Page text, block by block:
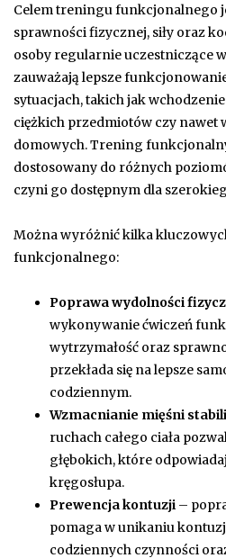
Celem treningu funkcjonalnego
sprawności fizycznej, siły oraz
osoby regularnie uczestniczące
zauważają lepsze
sytuacjach, takich jak
ciężkich przedmiotów czy
domowych. Trening
dostosowany do różnych
czyni go dostępnym dla
Można wyróżnić kilka
funkcjonalnego:
Poprawa wydolności
wykonywanie ćwiczeń
wytrzymałość oraz
przekłada się na lepsze
codziennym.
Wzmacnianie mięśni
ruchach całego ciała
głębokich, które
kręgosłupa.
Prewencja kontuzji –
pomaga w unikaniu
codziennych czynności